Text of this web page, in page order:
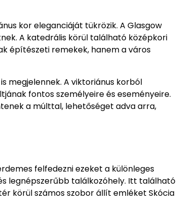
kor eleganciáját tükrözik. A Glasgow
A katedrális körül található középkori
építészeti remekek, hanem a város
megjelennek. A viktoriánus korból
fontos személyeire és eseményeire.
a múlttal, lehetőséget adva arra,
felfedezni ezeket a különleges
legnépszerűbb találkozóhely. Itt található
körül számos szobor állít emléket Skócia